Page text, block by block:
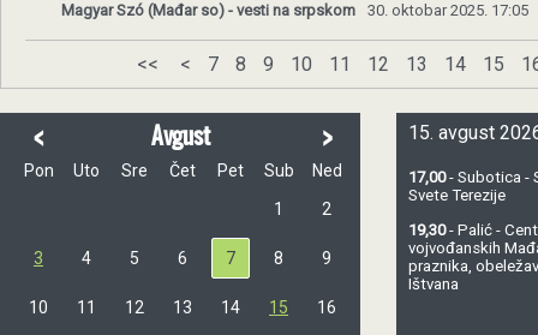
Magyar Szó (Mađar so) - vesti na srpskom 30. oktobar 2025. 17:05
<< < 7 8 9 10 11 12 13 14 15
< Avgust >
Pon Uto Sre Čet Pet Sub
Ned
1
2
3 4 5 6 7 8 9
10 11 12 13 14 15 16
15. avgust
17,00- Subotica -
Svete Terezije
19,30- Palić -
vojvođanskih
praznika,
Ištvana